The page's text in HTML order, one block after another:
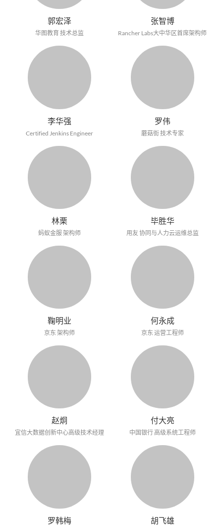
郭宏泽
华图教育 技术总监
张智博
Rancher Labs大中华区首席架构师
李华强
Certified Jenkins Engineer
罗伟
蘑菇街 技术专家
林栗
蚂蚁金服 架构师
毕胜华
用友 协同与人力云运维总监
鞠明业
京东 架构师
何永成
京东 运营工程师
赵炯
宜信大数据创新中心高级技术经理
付大亮
中国银行 高级系统工程师
罗韩梅 胡飞雄